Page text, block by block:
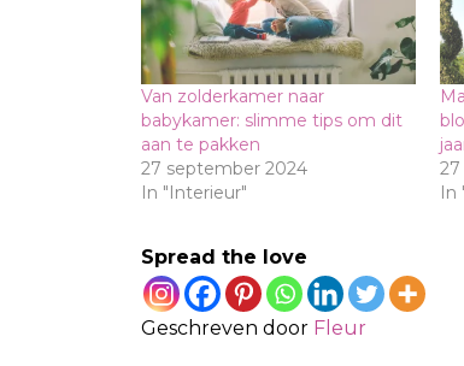
Van zolderkamer naar
babykamer: slimme tips om dit
aan te pakken
27 september 2024
In "Interieur"
In
Spread the love
Geschreven door Fleur